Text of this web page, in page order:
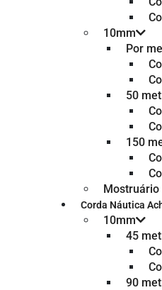
10mm
Por
50
150
Mostruário
Corda Náutica
10mm
45
90